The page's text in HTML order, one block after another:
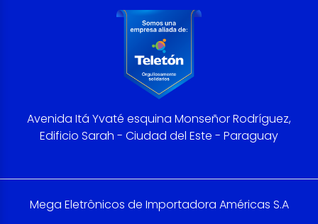
Avenida Itá Yvaté esquina Monseñor Rodríguez,
Edificio Sarah - Ciudad del Este - Paraguay
Mega Eletrônicos de Importadora Américas S.A